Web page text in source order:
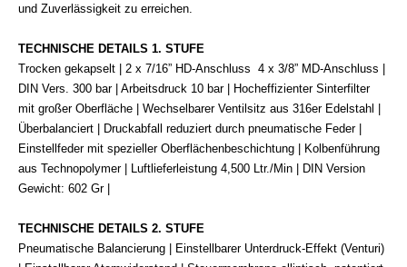
und Zuverlässigkeit zu erreichen.
TECHNISCHE DETAILS 1. STUFE
Trocken gekapselt | 2 x 7/16” HD-Anschluss 4 x 3/8” MD-Anschluss |
DIN Vers. 300 bar | Arbeitsdruck 10 bar | Hocheffizienter Sinterfilter
mit großer Oberfläche | Wechselbarer Ventilsitz aus 316er Edelstahl |
Überbalanciert | Druckabfall reduziert durch pneumatische Feder |
Einstellfeder mit spezieller Oberflächenbeschichtung | Kolbenführung
aus Technopolymer | Luftlieferleistung 4,500 Ltr./Min | DIN Version
Gewicht: 602 Gr |
TECHNISCHE DETAILS 2. STUFE
Pneumatische Balancierung | Einstellbarer Unterdruck-Effekt (Venturi)